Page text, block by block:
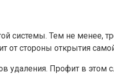
системы. Тем не менее,
от стороны открытия
удаления. Профит в этом